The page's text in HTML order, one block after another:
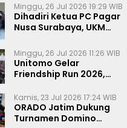
Minggu, 26 Jul 2026 19:29 WIB
Dihadiri Ketua PC Pagar
Nusa Surabaya, UKM
Sahkan Anggota Baru
Minggu, 26 Jul 2026 11:26 WIB
Unitomo Gelar
Friendship Run 2026,
Sehat di Surabaya
Kamis, 23 Jul 2026 17:24 WIB
ORADO Jatim Dukung
Turnamen Domino